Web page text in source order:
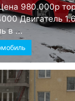
980.000р
Двигатель
в ...